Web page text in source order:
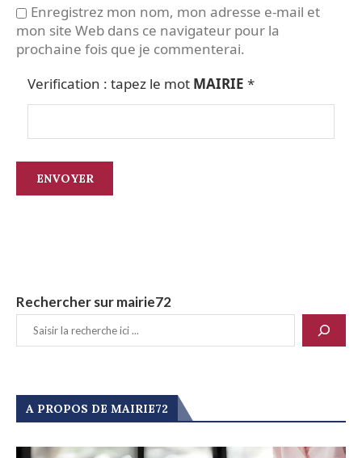
Enregistrez mon nom, mon adresse e-mail et
mon site Web dans ce navigateur pour la
prochaine fois que je commenterai.
Verification : tapez le mot MAIRIE *
Rechercher sur mairie72
A PROPOS DE MAIRIE72